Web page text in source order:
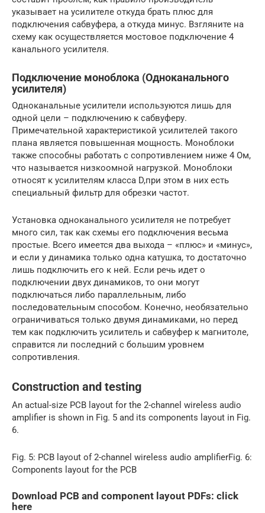
указывает на усилителе откуда брать плюс для
подключения сабвуфера, а откуда минус. Взгляните на
схему как осуществляется мостовое подключение 4
канального усилителя.
Подключение моноблока (Одноканального
усилителя)
Одноканальные усилители используются лишь для
одной цели – подключению к сабвуферу.
Примечательной характеристикой усилителей такого
плана является повышенная мощность. Моноблоки
также способны работать с сопротивлением ниже 4 Ом,
что называется низкоомной нагрузкой. Моноблоки
относят к усилителям класса D,при этом в них есть
специальный фильтр для обрезки частот.
Установка одноканального усилителя не потребует
много сил, так как схемы его подключения весьма
простые. Всего имеется два выхода – «плюс» и «минус»,
и если у динамика только одна катушка, то достаточно
лишь подключить его к ней. Если речь идет о
подключении двух динамиков, то они могут
подключаться либо параллельным, либо
последовательным способом. Конечно, необязательно
ограничиваться только двумя динамиками, но перед
тем как подключить усилитель и сабвуфер к магнитоле,
справится ли последний с большим уровнем
сопротивления.
Construction and testing
An actual-size PCB layout for the 2-channel wireless audio
amplifier is shown in Fig. 5 and its components layout in Fig.
6.
Fig. 5: PCB layout of 2-channel wireless audio amplifierFig. 6:
Components layout for the PCB
Download PCB and component layout PDFs: click
here